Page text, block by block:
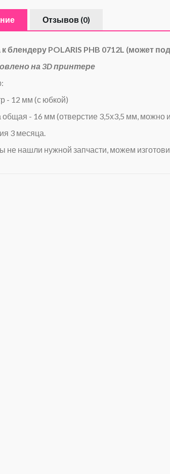
Отзывов (0)
блендеру POLARIS PHB 0712L (может
на 3D принтере
- 12 мм (с юбкой)
общая - 16 мм (отверстие 3,5х3,5 мм, можно
3 месяца.
не нашли нужной запчасти, можем